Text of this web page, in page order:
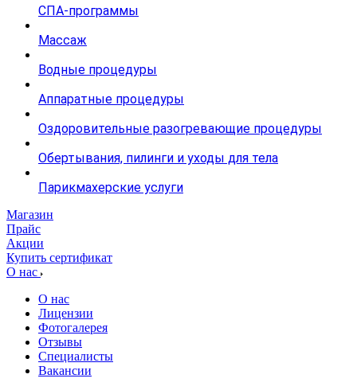
СПА-программы
Массаж
Водные процедуры
Аппаратные процедуры
Оздоровительные разогревающие процедуры
Обертывания, пилинги и уходы для тела
Парикмахерские услуги
Магазин
Прайс
Акции
Купить сертификат
О нас
О нас
Лицензии
Фотогалерея
Отзывы
Специалисты
Вакансии